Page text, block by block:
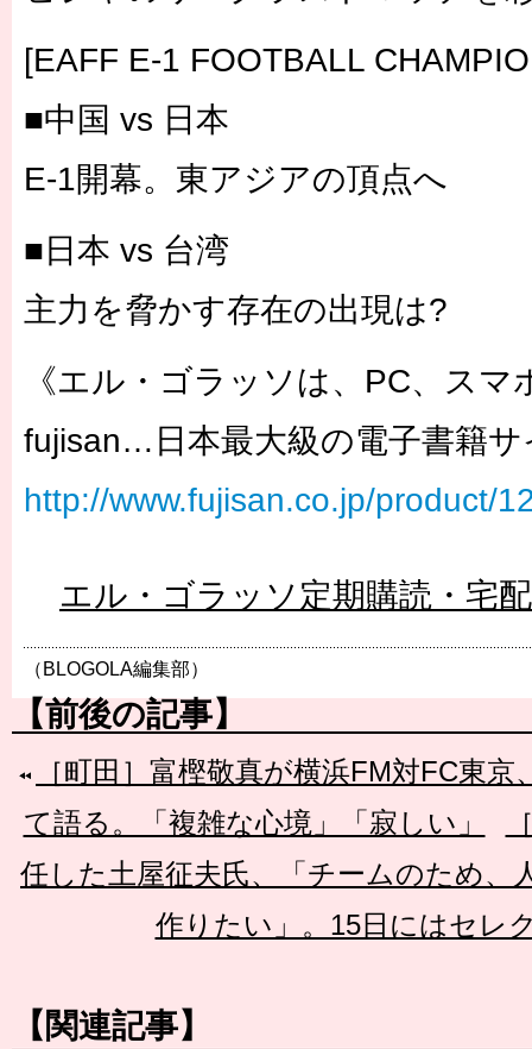
[EAFF E-1 FOOTBALL
■中国 vs 日本
E-1開幕。東アジアの頂点へ
■日本 vs 台湾
主力を脅かす存在の出現は?
《エル・ゴラッソは、PC、スマ
fujisan…日本最大級の電子書籍サ
http://www.fujisan.co.jp/product/
エル・ゴラッソ定期購読・宅
（BLOGOLA編集部）
【前後の記事】
［町田］富樫敬真が横浜FM対FC東
て語る。「複雑な心境」「寂しい」
任した土屋征夫氏、「チームのため、
作りたい」。15日にはセレ
【関連記事】